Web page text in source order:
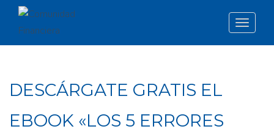
Toggle
DESCÁRGATE GRATIS EL
EBOOK «LOS 5 ERRORES